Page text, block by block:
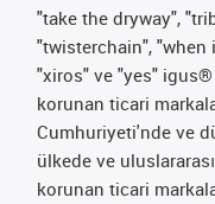
"take the dryway",
"twisterchain", "when
"xiros" ve "yes" igus®
korunan ticari
Cumhuriyeti'nde ve
ülkede ve
korunan ticari